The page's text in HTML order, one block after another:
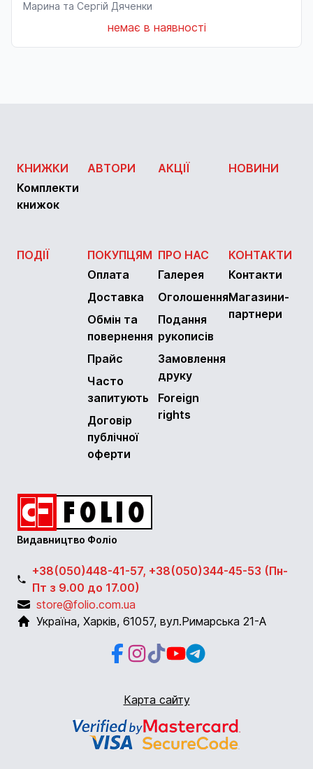
Марина та Сергій Дяченки
немає в наявності
КНИЖКИ
Комплекти
книжок
АВТОРИ АКЦІЇ НОВИНИ
ПОДІЇ
ПОКУПЦЯМ
Оплата
Доставка
Обмін та
повернення
Прайс
Часто
запитують
Договір
публічної
оферти
ПРО НАС
Галерея
Оголошення
Подання
рукописів
Замовлення
друку
Foreign
rights
КОНТАКТИ
Контакти
Магазини-
партнери
Видавництво Фоліо
+38(050)448-41-57, +38(050)344-45-53 (Пн-
Пт з 9.00 до 17.00)
store@folio.com.ua
Україна, Харків, 61057, вул.Римарська 21-А
Facebook
Instagram
Instagram
YoutubeTelegram
Карта сайту